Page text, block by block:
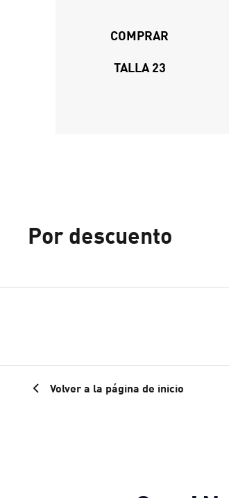
COMPRAR
TALLA 23
Por descuento
Volver a la página de inicio